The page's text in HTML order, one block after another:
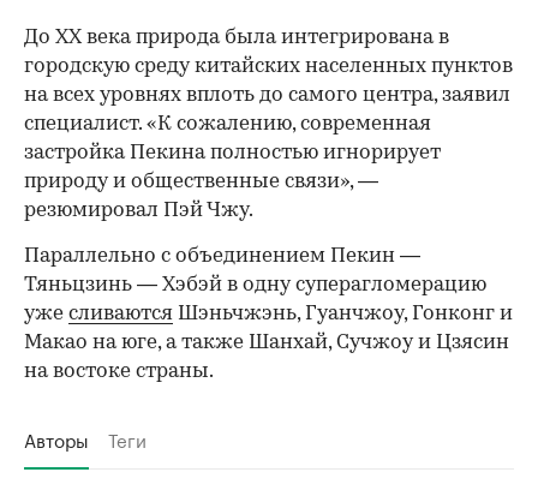
До XX века природа была интегрирована в
городскую среду китайских населенных пунктов
на всех уровнях вплоть до самого центра, заявил
специалист. «К сожалению, современная
застройка Пекина полностью игнорирует
природу и общественные связи», —
резюмировал Пэй Чжу.
Параллельно с объединением Пекин —
Тяньцзинь — Хэбэй в одну суперагломерацию
уже сливаются Шэньчжэнь, Гуанчжоу, Гонконг и
Макао на юге, а также Шанхай, Сучжоу и Цзясин
на востоке страны.
Авторы Теги